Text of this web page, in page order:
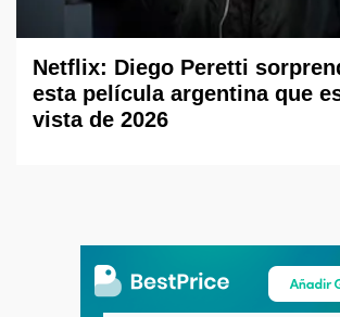
Netflix: Diego Peretti
esta película argentina que
vista de 2026